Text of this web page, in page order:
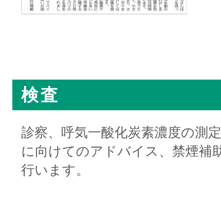
検査
診察、呼気一酸化炭素濃度の測
に向けてのアドバイス、禁煙補
行います。